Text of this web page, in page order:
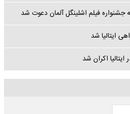
جشنواره فیلم اشلینگل آلمان دعوت شد
ایتالیا شد
اکران شد